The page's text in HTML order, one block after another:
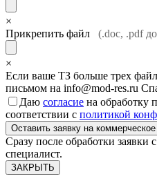
×
Прикрепить файл
(.doc, .pdf
×
Если ваше ТЗ больше трех
письмом на info@mod-res.ru
Даю согласие на обработку
соответствии с политикой
Сразу после обработки заявки
специалист.
ЗАКРЫТЬ